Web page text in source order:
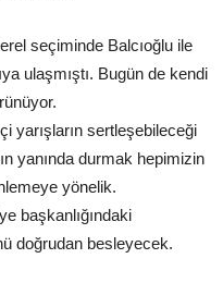
seçiminde Balcıoğlu ile
ulaşmıştı. Bugün de kendi
yarışların sertleşebileceği
yanında durmak hepimizin
yönelik.
başkanlığındaki
doğrudan besleyecek.